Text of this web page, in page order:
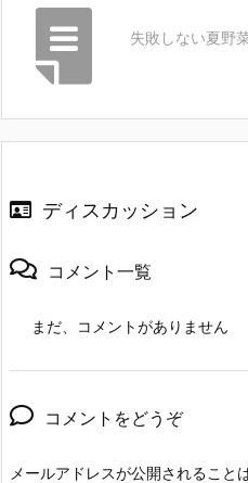
失敗しない夏野
ディスカッション
コメント一覧
まだ、コメントがありません
コメントをどうぞ
メールアドレスが公開されること